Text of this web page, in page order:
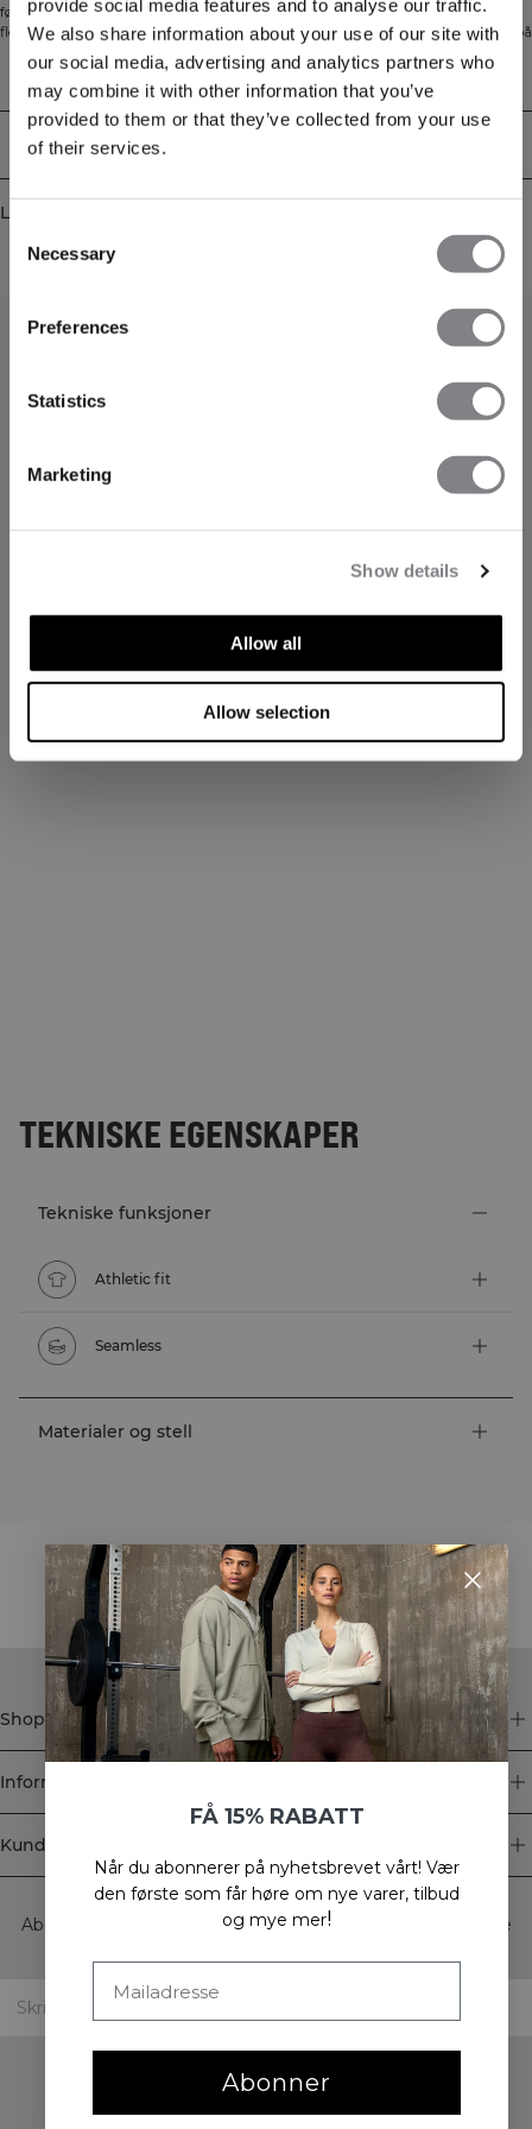
provide social media features and to analyse our traffic.
We also share information about your use of our site with
our social media, advertising and analytics partners who
may combine it with other information that you’ve
provided to them or that they’ve collected from your use
of their services.
Selection
Necessary
Preferences
Statistics
Marketing
Show details
Allow all
Allow selection
følelse. Den sømløse konstruksjonen og atletiske passformen gir komfort og
fleksibilitet, mens meshdetaljer og tommelhull gjør den ideell for lag-på-lag på
kaldere dager. Laget av en premium blanding av polyester, lyocell, ull,
polyamid og elastan.
Tekniske egenskaper
Levering og retur
Lignende produkter
TEKNISKE EGENSKAPER
Tekniske funksjoner
Athletic fit
Seamless
Materialer og stell
STYLE WITH
Shop
Informasjon
Kundeservice
Newsletter
Abonner på nyhetsbrevet vårt! Få eksklusive tilbud, de siste
FÅ 15% RABATT
Når du abonnerer på nyhetsbrevet vårt! Vær
den første som får høre om nye varer, tilbud
og mye mer!
Abonner